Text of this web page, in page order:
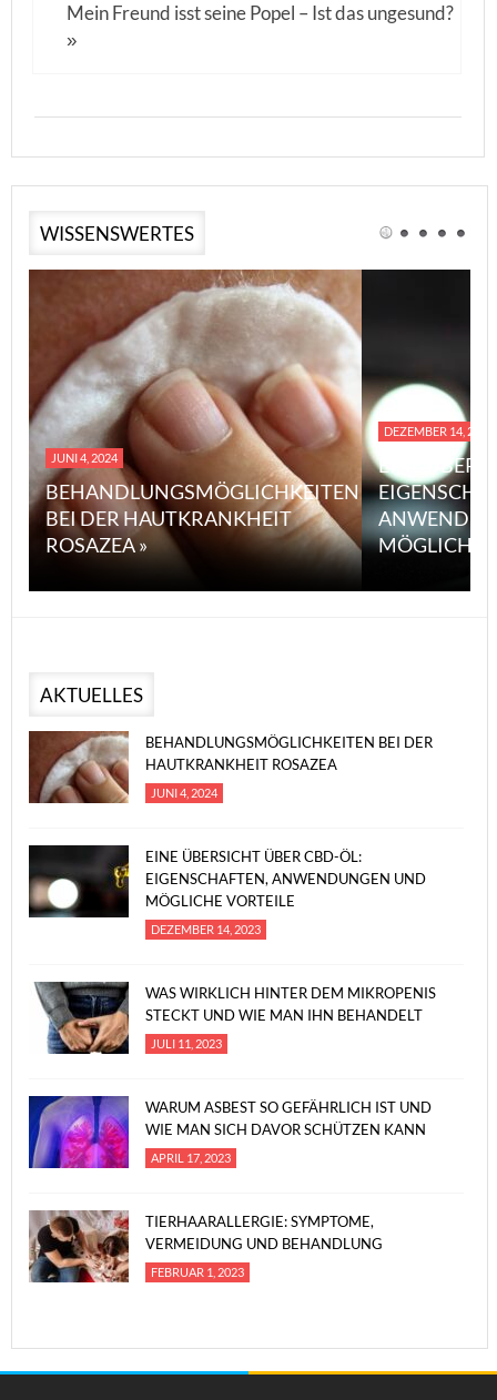
Mein Freund isst seine Popel – Ist das ungesund?
»
WISSENSWERTES
JUNI 4, 2024
BEHANDLUNGSMÖGLICHKEITEN
BEI DER HAUTKRANKHEIT
ROSAZEA »
DEZEMBER 14, 2023
EINE
MÖGLICHE
AKTUELLES
BEHANDLUNGSMÖGLICHKEITEN BEI DER
HAUTKRANKHEIT ROSAZEA
JUNI 4, 2024
EINE ÜBERSICHT ÜBER CBD-ÖL:
EIGENSCHAFTEN, ANWENDUNGEN UND
MÖGLICHE VORTEILE
DEZEMBER 14, 2023
WAS WIRKLICH HINTER DEM MIKROPENIS
STECKT UND WIE MAN IHN BEHANDELT
JULI 11, 2023
WARUM ASBEST SO GEFÄHRLICH IST UND
WIE MAN SICH DAVOR SCHÜTZEN KANN
APRIL 17, 2023
TIERHAARALLERGIE: SYMPTOME,
VERMEIDUNG UND BEHANDLUNG
FEBRUAR 1, 2023